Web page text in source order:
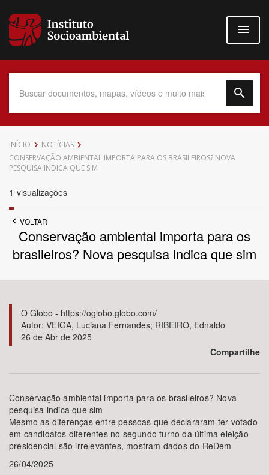
para
conteúdo
Data do Documento
Tema
Área Protegida
INÍCIO
NOTÍCIAS
CONSERVAÇÃO AMBIENTAL IMPORTA PARA OS BRASILEIROS? NOVA
PESQUISA INDICA QUE SIM
1 visualizações
VOLTAR
Conservação ambiental importa para os
brasileiros? Nova pesquisa indica que sim
O Globo - https://oglobo.globo.com/
Autor: VEIGA, Luciana Fernandes; RIBEIRO, Ednaldo
26 de Abr de 2025
Compartilhe
Conservação ambiental importa para os brasileiros? Nova
pesquisa indica que sim
Mesmo as diferenças entre pessoas que declararam ter votado
em candidatos diferentes no segundo turno da última eleição
presidencial são irrelevantes, mostram dados do ReDem
26/04/2025